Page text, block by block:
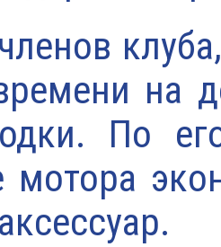
на
По
мотора